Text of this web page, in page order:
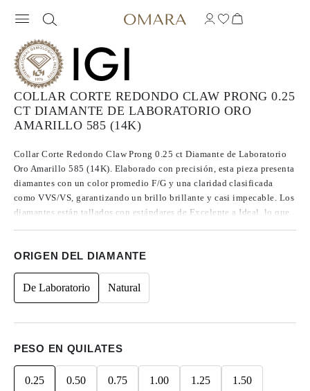
COLLAR CORTE REDONDO CLAW PRONG 0.25
CT DIAMANTE DE LABORATORIO ORO
AMARILLO 585 (14K)
Collar Corte Redondo Claw Prong 0.25 ct Diamante de Laboratorio
Oro Amarillo 585 (14K). Elaborado con precisión, esta pieza presenta
diamantes con un color promedio F/G y una claridad clasificada
como VVS/VS, garantizando un brillo brillante y casi impecable. Los
diamantes están tallados con estándares de Excelente a Ideal, lo que
presentan fluorescencia.
ORIGEN DEL DIAMANTE
De Laboratorio Natural
PESO EN QUILATES
0.25 0.50 0.75 1.00 1.25 1.50